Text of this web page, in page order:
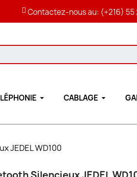
Contactez-nous au: (+216) 55
CABLAGE
JEDEL WD100